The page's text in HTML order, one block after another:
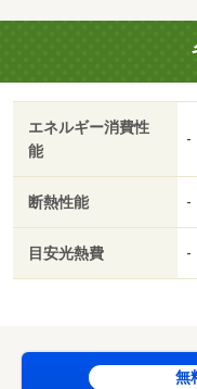
エネルギー消費性
能
-
断熱性能 -
目安光熱費 -
無